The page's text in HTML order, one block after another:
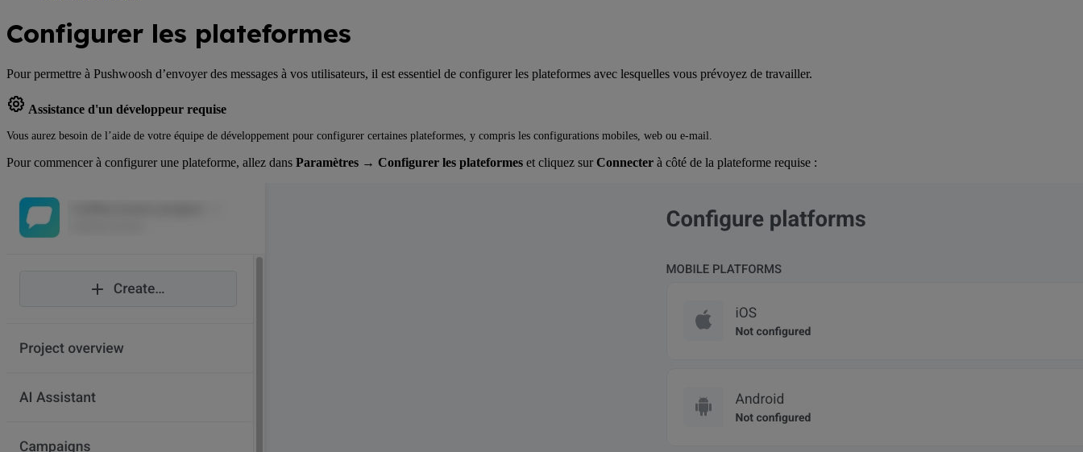
Configurer les plateformes
Pour permettre à Pushwoosh d’envoyer des messages à vos utilisateurs, il est essentiel de configurer les plateformes avec lesquelles vous prévoyez de travailler.
Assistance d'un développeur requise
Vous aurez besoin de l’aide de votre équipe de développement pour configurer certaines plateformes, y compris les configurations mobiles, web ou e-mail.
Pour commencer à configurer une plateforme, allez dans Paramètres → Configurer les plateformes et cliquez surConnecter à côté de la plateforme requise :